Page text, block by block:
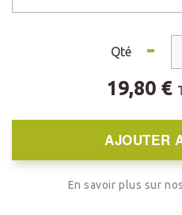
Qté -
19,80 €
AJOUTER
En savoir plus sur